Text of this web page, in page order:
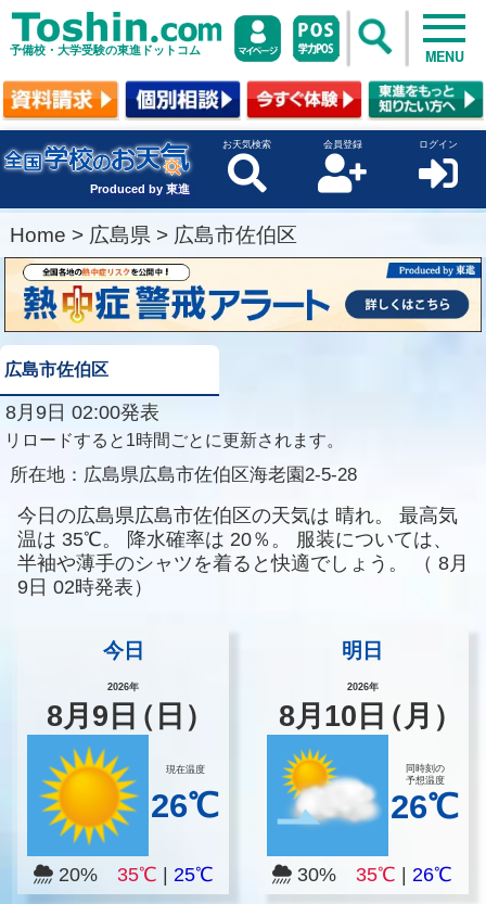
予備校・大学受験の東進ドットコム MENU
Produced by 東進
お天気検索 会員登録 ログイン
Home > 広島県 > 広島市佐伯区
広島市佐伯区
8月9日 02:00発表
リロードすると1時間ごとに更新されます。
所在地： 広島県広島市佐伯区海老園2-5-28
今日の広島県広島市佐伯区の天気は 晴れ。
最高気
温は 35℃。 降水確率は 20％。
服装については、
半袖や薄手のシャツを着ると快適でしょう。
（ 8月
9日 02時発表）
今日
2026年
8月 9 日（日）
現在温度
26℃
20% 35℃ 25℃
明日
2026年
8月 10 日（月）
同時刻の
予想温度
26℃
30% 35℃ |26℃